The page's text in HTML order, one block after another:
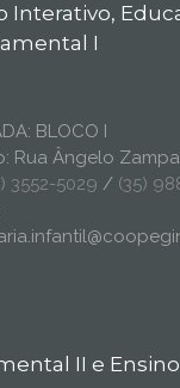
Interativo,
I
BLOCO I
Rua Ângelo
3552-5029 / (35)
II e